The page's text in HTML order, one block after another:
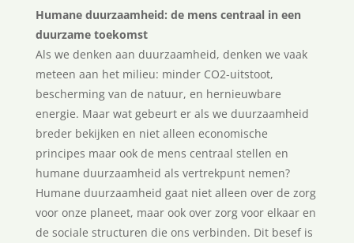
Humane duurzaamheid: de mens centraal in een
duurzame toekomst
Als we denken aan duurzaamheid, denken we vaak
meteen aan het milieu: minder CO2-uitstoot,
bescherming van de natuur, en hernieuwbare
energie. Maar wat gebeurt er als we duurzaamheid
breder bekijken en niet alleen economische
principes maar ook de mens centraal stellen en
humane duurzaamheid als vertrekpunt nemen?
Humane duurzaamheid gaat niet alleen over de zorg
voor onze planeet, maar ook over zorg voor elkaar en
de sociale structuren die ons verbinden. Dit besef is